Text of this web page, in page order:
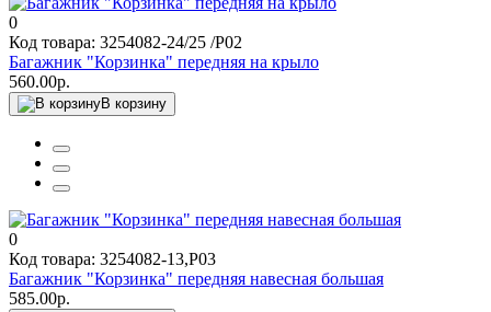
0
Код товара: 3254082-24/25 /P02
Багажник "Корзинка" передняя на крыло
560.00р.
В корзину
0
Код товара: 3254082-13,P03
Багажник "Корзинка" передняя навесная большая
585.00р.